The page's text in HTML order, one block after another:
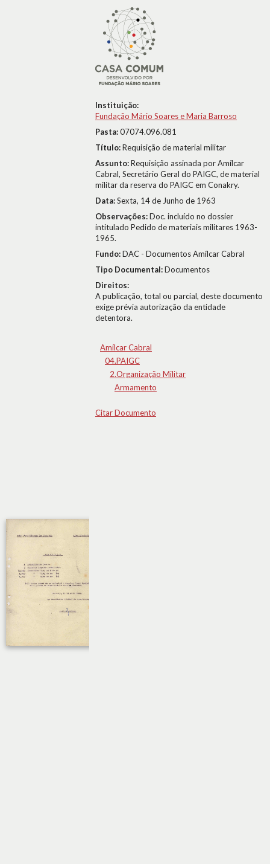
Instituição:
Fundação Mário Soares e Maria Barroso
Pasta:07074.096.081
Título:Requisição de material militar
Assunto:Requisição assinada por Amílcar
Cabral, Secretário Geral do PAIGC, de material
militar da reserva do PAIGC em Conakry.
Data:Sexta, 14 de Junho de 1963
Observações:Doc. incluído no dossier
intitulado Pedido de materiais militares 1963-
1965.
Fundo:DAC - Documentos Amílcar Cabral
Tipo Documental:Documentos
Direitos:
A publicação, total ou parcial, deste documento
exige prévia autorização da entidade
detentora.
Amílcar Cabral
04.PAIGC
2.Organização Militar
Armamento
Citar Documento